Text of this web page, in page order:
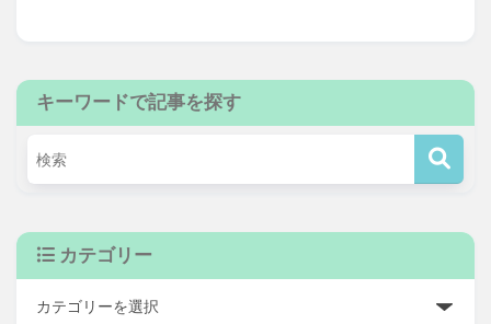
キーワードで記事を探す
カテゴリー